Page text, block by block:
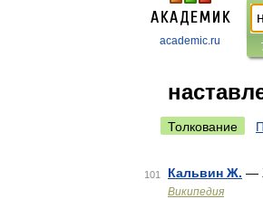
academic.ru
Толкование
101 Кальвин Ж. —
Википедия